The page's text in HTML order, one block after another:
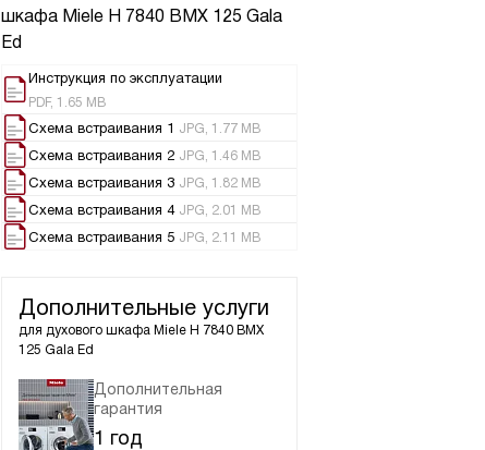
шкафа Miele H 7840 BMX 125 Gala
Ed
Инструкция по эксплуатации
PDF, 1.65 MB
Схема встраивания 1 JPG, 1.77 MB
Схема встраивания 2 JPG, 1.46 MB
Схема встраивания 3 JPG, 1.82 MB
Схема встраивания 4 JPG, 2.01 MB
Схема встраивания 5 JPG, 2.11 MB
Дополнительные услуги
для духового шкафа Miele H 7840 BMX
125 Gala Ed
Дополнительная
гарантия
1 год